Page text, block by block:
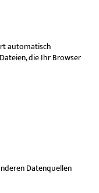
automatisch
die Ihr Browser
Datenquellen